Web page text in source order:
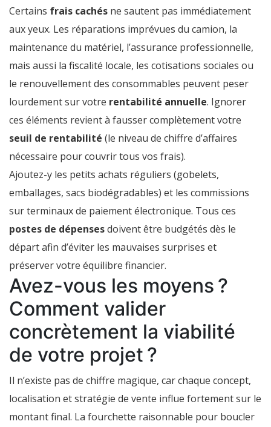
Certains frais cachés ne sautent pas immédiatement
aux yeux. Les réparations imprévues du camion, la
maintenance du matériel, l’assurance professionnelle,
mais aussi la fiscalité locale, les cotisations sociales ou
le renouvellement des consommables peuvent peser
lourdement sur votre rentabilité annuelle. Ignorer
ces éléments revient à fausser complètement votre
seuil de rentabilité (le niveau de chiffre d’affaires
nécessaire pour couvrir tous vos frais).
Ajoutez-y les petits achats réguliers (gobelets,
emballages, sacs biodégradables) et les commissions
sur terminaux de paiement électronique. Tous ces
postes de dépensesdoivent être budgétés dès le
départ afin d’éviter les mauvaises surprises et
préserver votre équilibre financier.
Avez-vous les moyens ?
Comment valider
concrètement la viabilité
de votre projet ?
Il n’existe pas de chiffre magique, car chaque concept,
localisation et stratégie de vente influe fortement sur le
montant final. La fourchette raisonnable pour boucler